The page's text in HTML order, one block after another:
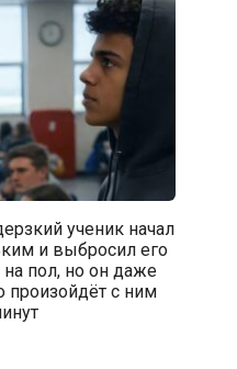
ученик начал
и выбросил его
пол, но он даже
произойдёт с ним